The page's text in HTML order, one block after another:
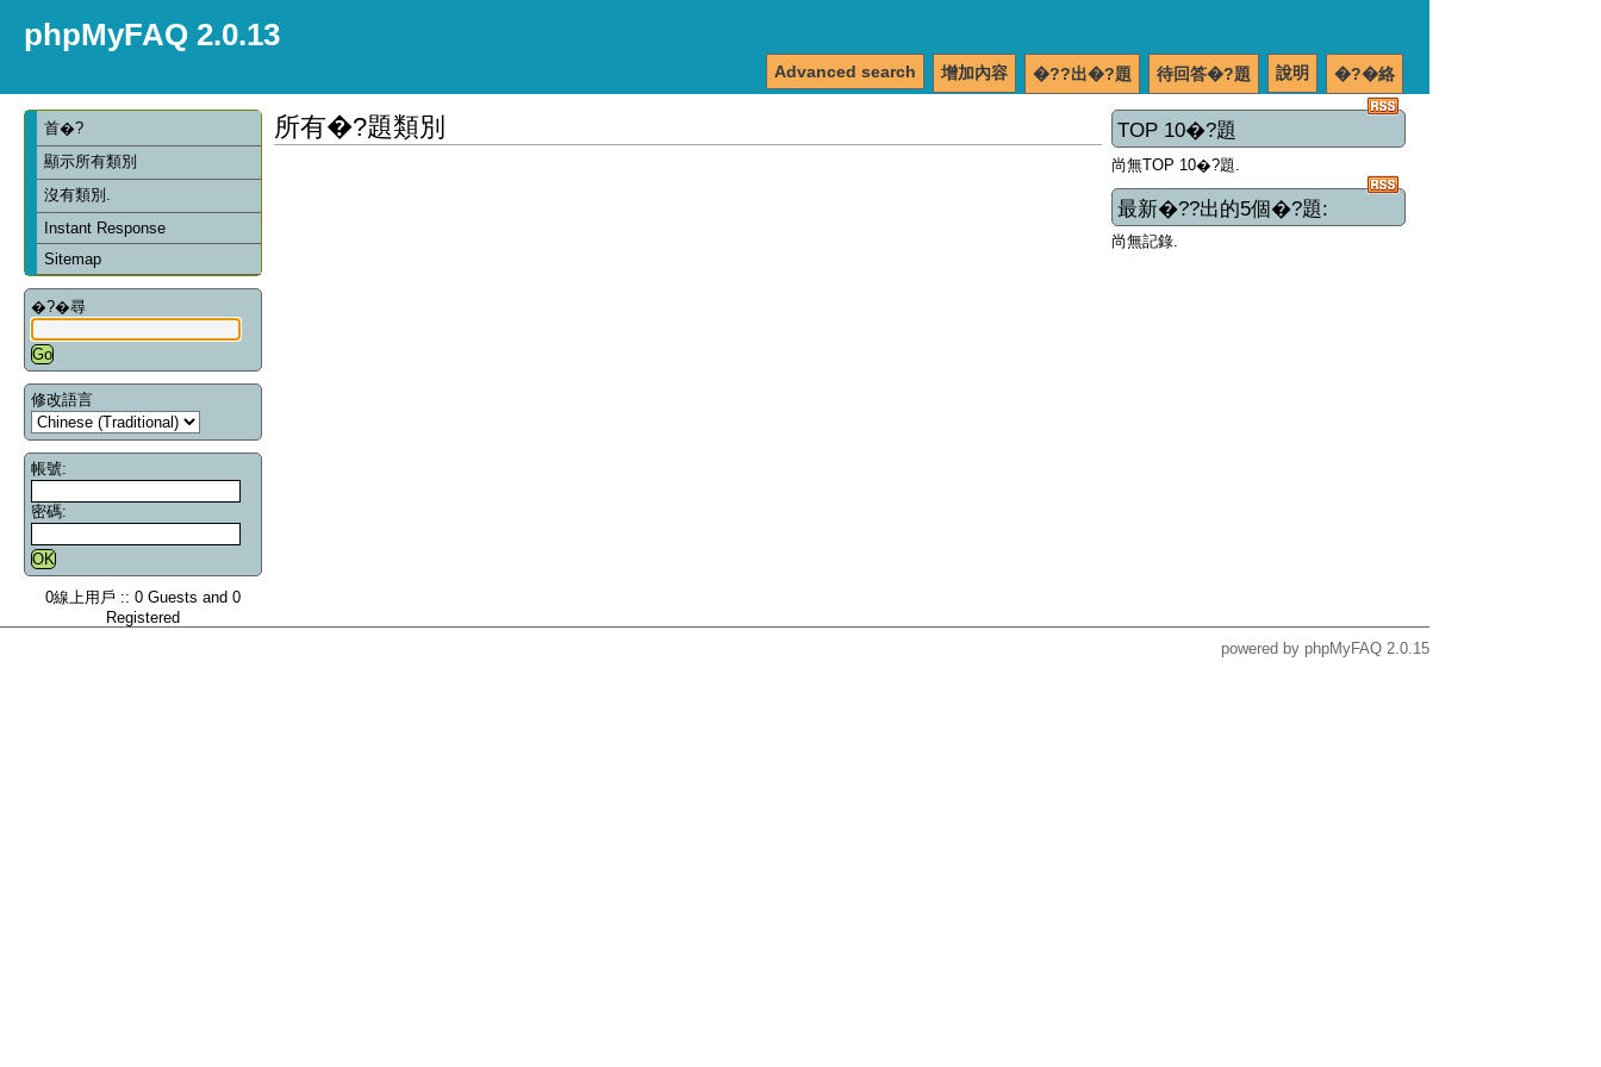
phpMyFAQ 2.0.13
�?�絡
說明
待回答�?題
�??出�?題
增加內容
Advanced search
首�?
顯示所有類別
沒有類別.
Instant Response
Sitemap
�?�尋
修改語言
帳號:
密碼:
0線上用戶 :: 0 Guests and 0
Registered
TOP 10�?題
尚無TOP 10�?題.
最新�??出的5個�?題:
尚無記錄.
所有�?題類別
powered by phpMyFAQ 2.0.15